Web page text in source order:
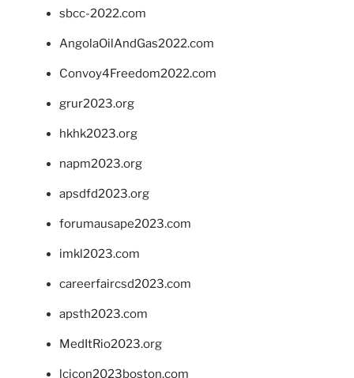
sbcc-2022.com
AngolaOilAndGas2022.com
Convoy4Freedom2022.com
grur2023.org
hkhk2023.org
napm2023.org
apsdfd2023.org
forumausape2023.com
imkl2023.com
careerfaircsd2023.com
apsth2023.com
MedItRio2023.org
lcicon2023boston.com